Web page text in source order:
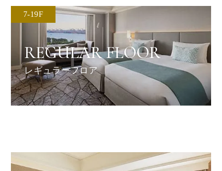
7-19F
REGULAR FLOOR
レギュラーフロア